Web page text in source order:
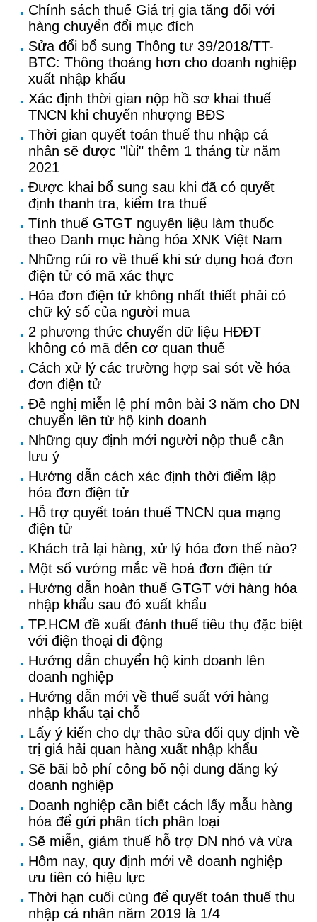
Chính sách thuế Giá trị gia tăng đối với
hàng chuyển đổi mục đích
Sửa đổi bổ sung Thông tư 39/2018/TT-
BTC: Thông thoáng hơn cho doanh nghiệp
xuất nhập khẩu
Xác định thời gian nộp hồ sơ khai thuế
TNCN khi chuyển nhượng BĐS
Thời gian quyết toán thuế thu nhập cá
nhân sẽ được "lùi" thêm 1 tháng từ năm
2021
Được khai bổ sung sau khi đã có quyết
định thanh tra, kiểm tra thuế
Tính thuế GTGT nguyên liệu làm thuốc
theo Danh mục hàng hóa XNK Việt Nam
Những rủi ro về thuế khi sử dụng hoá đơn
điện tử có mã xác thực
Hóa đơn điện tử không nhất thiết phải có
chữ ký số của người mua
2 phương thức chuyển dữ liệu HĐĐT
không có mã đến cơ quan thuế
Cách xử lý các trường hợp sai sót về hóa
đơn điện tử
Đề nghị miễn lệ phí môn bài 3 năm cho DN
chuyển lên từ hộ kinh doanh
Những quy định mới người nộp thuế cần
lưu ý
Hướng dẫn cách xác định thời điểm lập
hóa đơn điện tử
Hỗ trợ quyết toán thuế TNCN qua mạng
điện tử
Khách trả lại hàng, xử lý hóa đơn thế nào?
Một số vướng mắc về hoá đơn điện tử
Hướng dẫn hoàn thuế GTGT với hàng hóa
nhập khẩu sau đó xuất khẩu
TP.HCM đề xuất đánh thuế tiêu thụ đặc biệt
với điện thoại di động
Hướng dẫn chuyển hộ kinh doanh lên
doanh nghiệp
Hướng dẫn mới về thuế suất với hàng
nhập khẩu tại chỗ
Lấy ý kiến cho dự thảo sửa đổi quy định về
trị giá hải quan hàng xuất nhập khẩu
Sẽ bãi bỏ phí công bố nội dung đăng ký
doanh nghiệp
Doanh nghiệp cần biết cách lấy mẫu hàng
hóa để gửi phân tích phân loại
Sẽ miễn, giảm thuế hỗ trợ DN nhỏ và vừa
Hôm nay, quy định mới về doanh nghiệp
ưu tiên có hiệu lực
Thời hạn cuối cùng để quyết toán thuế thu
nhập cá nhân năm 2019 là 1/4